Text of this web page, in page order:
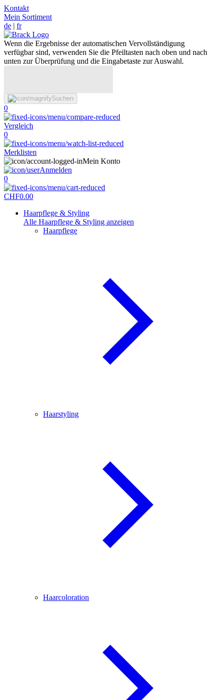
Kontakt
Mein Sortiment
de | fr
Wenn die Ergebnisse der automatischen Vervollständigung
verfügbar sind, verwenden Sie die Pfeiltasten nach oben und nach
unten zur Überprüfung und die Eingabetaste zur Auswahl.
Suchen
0
Vergleich
0
Merklisten
Mein Konto
Anmelden
0
CHF0.00
Haarpflege & Styling
Alle Haarpflege & Styling anzeigen
Haarpflege
Haarstyling
Haarcoloration